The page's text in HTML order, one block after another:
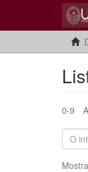
0-9 A